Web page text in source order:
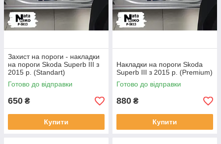
Захист на пороги - накладки
на пороги Skoda Superb III з
2015 р. (Standart)
Готово до відправки
650 ₴
Купити
Накладки на пороги Skoda
Superb III з 2015 р. (Premium)
Готово до відправки
880 ₴
Купити